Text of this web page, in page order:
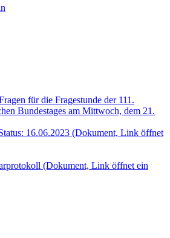
für die Fragestunde der 111.
Bundestages am Mittwoch, dem 21.
16.06.2023 (Dokument, Link öffnet
(Dokument, Link öffnet ein